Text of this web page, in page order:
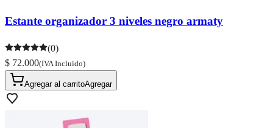
Estante organizador 3 niveles negro armaty
(0)
$ 72.000(IVA Incluido)
Agregar al carritoAgregar